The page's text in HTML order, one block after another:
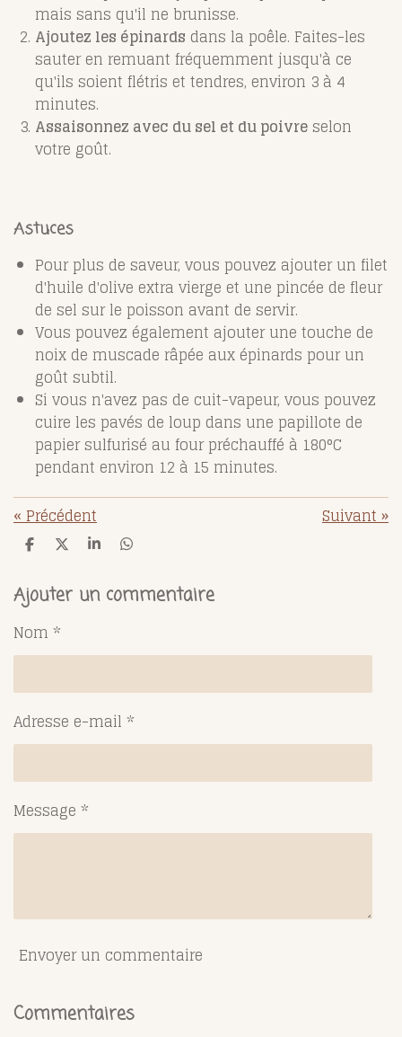
mais sans qu'il ne brunisse.
Ajoutez les épinards dans la poêle. Faites-les
sauter en remuant fréquemment jusqu'à ce
qu'ils soient flétris et tendres, environ 3 à 4
minutes.
Assaisonnez avec du sel et du poivre selon
votre goût.
Astuces
Pour plus de saveur, vous pouvez ajouter un filet
d'huile d'olive extra vierge et une pincée de fleur
de sel sur le poisson avant de servir.
Vous pouvez également ajouter une touche de
noix de muscade râpée aux épinards pour un
goût subtil.
Si vous n'avez pas de cuit-vapeur, vous pouvez
cuire les pavés de loup dans une papillote de
papier sulfurisé au four préchauffé à 180°C
pendant environ 12 à 15 minutes.
«Précédent Suivant»
P
t
a
e
r
P
t
a
r
P
t
a
r
P
t
a
r
Ajouter un commentaire
Nom *
Adresse e-mail *
Message *
Envoyer un commentaire
Commentaires